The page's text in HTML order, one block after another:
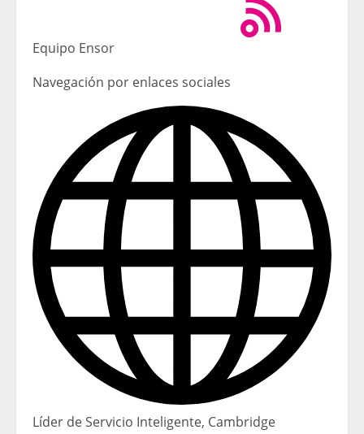
Equipo Ensor
Navegación por enlaces sociales
Líder de Servicio Inteligente, Cambridge